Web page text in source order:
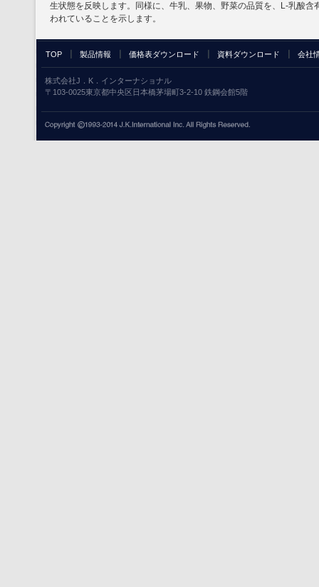
生状態を反映します。同様に、牛乳、果物、野菜の品質を、L-乳酸
われていることを示します。
TOP 製品情報 価格表ダウンロード 資料ダウンロード 会社
株式会社J．K．インターナショナル
〒103-0025東京都中央区日本橋茅場町3-2-10 鉄鋼会館5階